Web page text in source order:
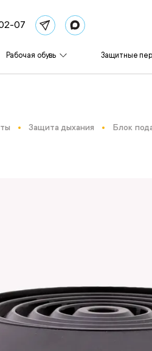
07
Рабочая обувь Защитные
Защита дыхания Блок